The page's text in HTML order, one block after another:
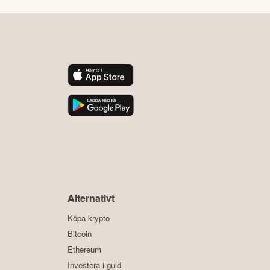
Alternativt
Köpa krypto
Bitcoin
Ethereum
Investera i guld